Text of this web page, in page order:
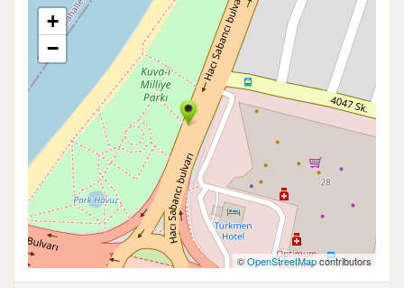
+
−
©OpenStreetMapcontributors